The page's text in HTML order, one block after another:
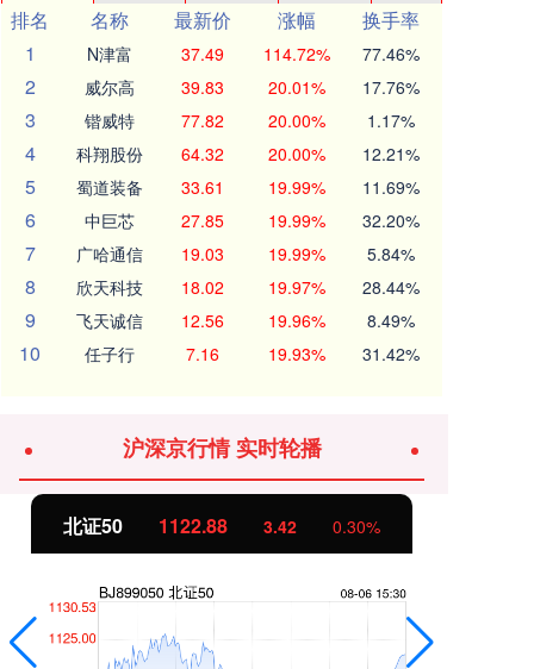
排名
名称 最新价 涨幅
换手率
1
N津富 37.49 114.72% 77.46%
2 威尔高 39.83 20.01% 17.76%
3 锴威特 77.82 20.00% 1.17%
4 科翔股份 64.32 20.00% 12.21%
5 蜀道装备 33.61 19.99% 11.69%
6 中巨芯 27.85 19.99% 32.20%
7 广哈通信 19.03 19.99% 5.84%
8 欣天科技 18.02 19.97% 28.44%
9 飞天诚信 12.56 19.96% 8.49%
10 任子行 7.16 19.93% 31.42%
沪深京行情 实时轮播
北证50 1122.88 3.42 0.30%